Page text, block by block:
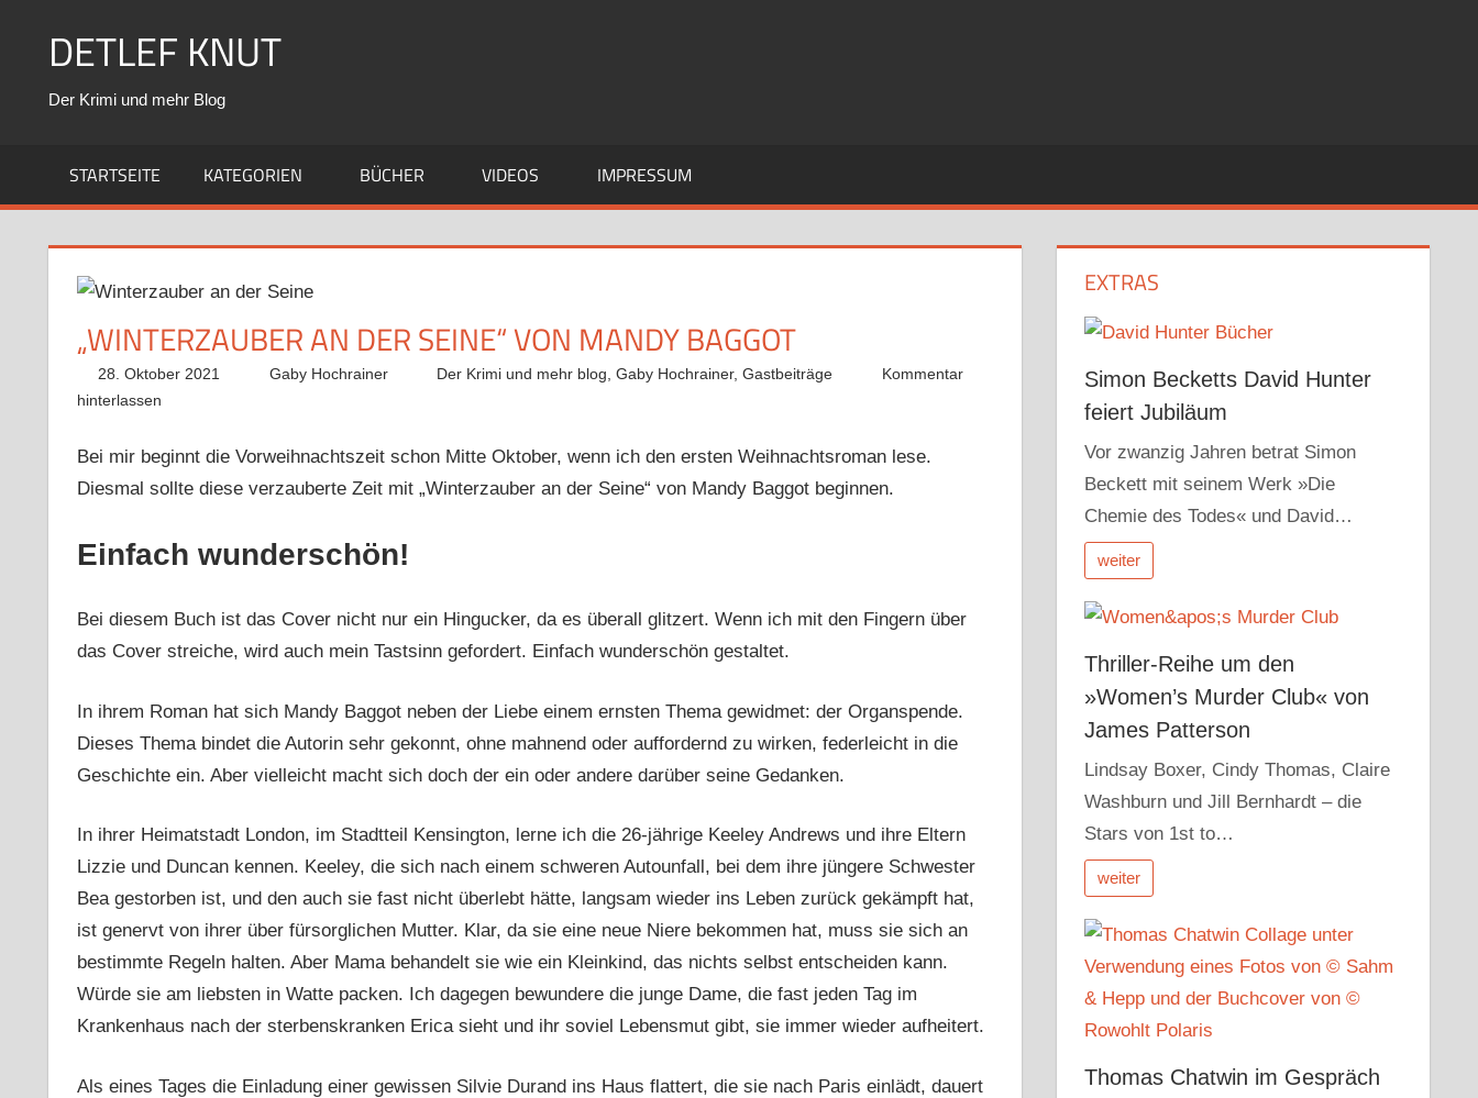
DETLEF KNUT
Der Krimi und mehr Blog
STARTSEITE KATEGORIEN BÜCHER VIDEOS IMPRESSUM
„WINTERZAUBER AN DER SEINE“ VON MANDY BAGGOT
28. Oktober 2021 Gaby Hochrainer Der Krimi und mehr blog ,Gaby Hochrainer,Gastbeiträge
Kommentar
hinterlassen
Bei mir beginnt die Vorweihnachtszeit schon Mitte Oktober, wenn ich den ersten Weihnachtsroman lese.
Diesmal sollte diese verzauberte Zeit mit „Winterzauber an der Seine“ von Mandy Baggot beginnen.
Einfach wunderschön!
Bei diesem Buch ist das Cover nicht nur ein Hingucker, da es überall glitzert. Wenn ich mit den Fingern über
das Cover streiche, wird auch mein Tastsinn gefordert. Einfach wunderschön gestaltet.
In ihrem Roman hat sich Mandy Baggot neben der Liebe einem ernsten Thema gewidmet: der Organspende.
Dieses Thema bindet die Autorin sehr gekonnt, ohne mahnend oder auffordernd zu wirken, federleicht in die
Geschichte ein. Aber vielleicht macht sich doch der ein oder andere darüber seine Gedanken.
In ihrer Heimatstadt London, im Stadtteil Kensington, lerne ich die 26-jährige Keeley Andrews und ihre Eltern
Lizzie und Duncan kennen. Keeley, die sich nach einem schweren Autounfall, bei dem ihre jüngere Schwester
Bea gestorben ist, und den auch sie fast nicht überlebt hätte, langsam wieder ins Leben zurück gekämpft hat,
ist genervt von ihrer über fürsorglichen Mutter. Klar, da sie eine neue Niere bekommen hat, muss sie sich an
bestimmte Regeln halten. Aber Mama behandelt sie wie ein Kleinkind, das nichts selbst entscheiden kann.
Würde sie am liebsten in Watte packen. Ich dagegen bewundere die junge Dame, die fast jeden Tag im
Krankenhaus nach der sterbenskranken Erica sieht und ihr soviel Lebensmut gibt, sie immer wieder aufheitert.
Als eines Tages die Einladung einer gewissen Silvie Durand ins Haus flattert, die sie nach Paris einlädt, dauert
EXTRAS
Simon Becketts David Hunter
feiert Jubiläum
Vor zwanzig Jahren betrat Simon
Beckett mit seinem Werk »Die
Chemie des Todes« und David…
weiter
Thriller-Reihe um den
»Women’s Murder Club« von
James Patterson
Lindsay Boxer, Cindy Thomas, Claire
Washburn und Jill Bernhardt – die
Stars von 1st to…
weiter
Thomas Chatwin im Gespräch